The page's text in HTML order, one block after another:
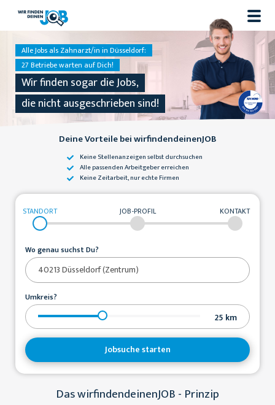
Alle Jobs als Zahnarzt/in in Düsseldorf:
27 Betriebe warten auf Dich!
Wir finden sogar die Jobs,
die nicht ausgeschrieben sind!
Deine Vorteile bei wirfindendeinenJOB
Keine Stellenanzeigenselbst durchsuchen
Alle passendenArbeitgeber erreichen
Keine Zeitarbeit,nur echte Firmen
STANDORT JOB-PROFIL KONTAKT
Wo genau suchst Du?
Umkreis?
25 km
Jobsuche starten
Das wirfindendeinenJOB - Prinzip